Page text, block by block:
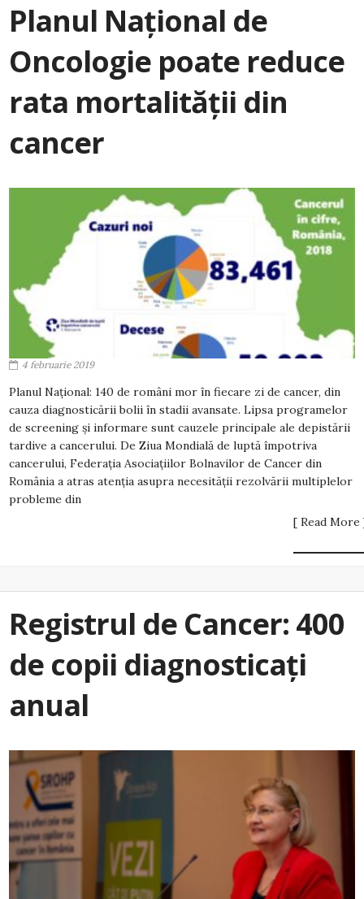
Planul Național de
Oncologie poate reduce
rata mortalității din
cancer
4 februarie 2019
Planul Național: 140 de români mor în fiecare zi de cancer, din
cauza diagnosticării bolii în stadii avansate. Lipsa programelor
de screening și informare sunt cauzele principale ale depistării
tardive a cancerului. De Ziua Mondială de luptă împotriva
cancerului, Federația Asociațiilor Bolnavilor de Cancer din
România a atras atenția asupra necesității rezolvării multiplelor
probleme din
[ Read More
Registrul de Cancer: 400
de copii diagnosticați
anual